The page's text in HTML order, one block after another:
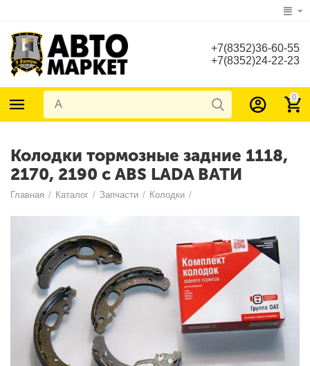
+7(8352)36-60-55
+7(8352)24-22-23
0
Колодки тормозные задние 1118,
2170, 2190 с ABS LADA ВАТИ
Главная / Каталог / Запчасти / Колодки /